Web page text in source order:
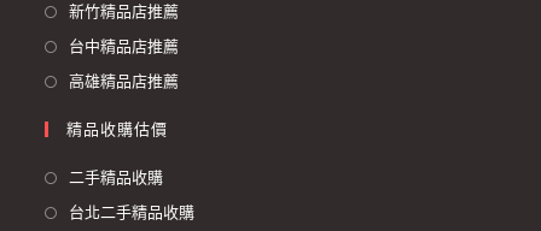
新竹精品店推薦
台中精品店推薦
高雄精品店推薦
精品收購估價
二手精品收購
台北二手精品收購